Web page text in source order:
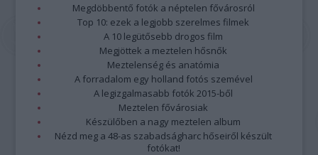
Megdöbbentő fotók a néptelen fővárosról
Top 10: ezek a legjobb szerelmes filmek
A 10 legütősebb drogos film
Megjöttek a meztelen hősnők
Meztelenség és anatómia
A forradalom egy holland fotós szemével
A legizgalmasabb fotók 2015-ből
Meztelen fővárosiak
Készülőben a nagy meztelen album
Nézd meg a 48-as szabadságharc hőseiről készült
fotókat!